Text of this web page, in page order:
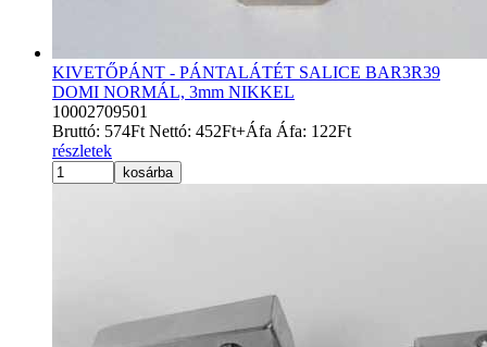
KIVETŐPÁNT - PÁNTALÁTÉT SALICE BAR3R39
DOMI NORMÁL, 3mm NIKKEL
10002709501
Bruttó: 574Ft Nettó: 452Ft+Áfa Áfa: 122Ft
részletek
kosárba